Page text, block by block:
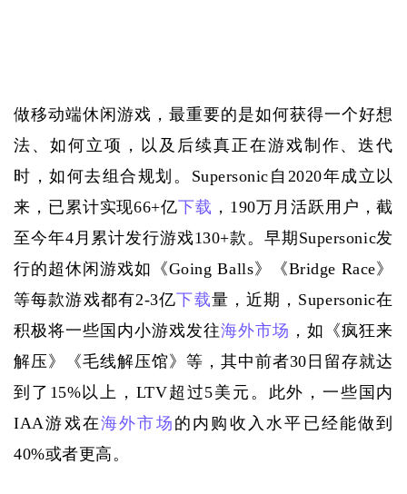
做移动端休闲游戏，最重要的是如何获得一个好想
法、如何立项，以及后续真正在游戏制作、迭代
时，如何去组合规划。Supersonic自2020年成立以
来，已累计实现66+亿下载 ，190万月活跃用户，截
至今年4月累计发行游戏130+款。早期Supersonic发
行的超休闲游戏如《Going Balls》《Bridge Race》
等每款游戏都有2-3亿下载量，近期，Supersonic在
积极将一些国内小游戏发往海外市场 ，如《疯狂来
解压》《毛线解压馆》等，其中前者30日留存就达
到了15%以上，LTV超过5美元。此外，一些国内
IAA游戏在海外市场 的内购收入水平已经能做到
40%或者更高。